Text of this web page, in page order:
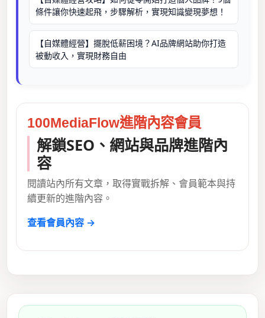
條件讓你快速起飛，步驟解析，實現知識變現夢想！
【自媒體經營】擺脫低薪困境？AI品牌網站助你打造
被動收入，實現財務自由
100MediaFlow進階內容會員
解鎖SEO、網站與品牌進階內
容
閱讀站內所有文章，取得實戰拆解、會員範本與持
續更新的進階內容。
查看會員內容 →